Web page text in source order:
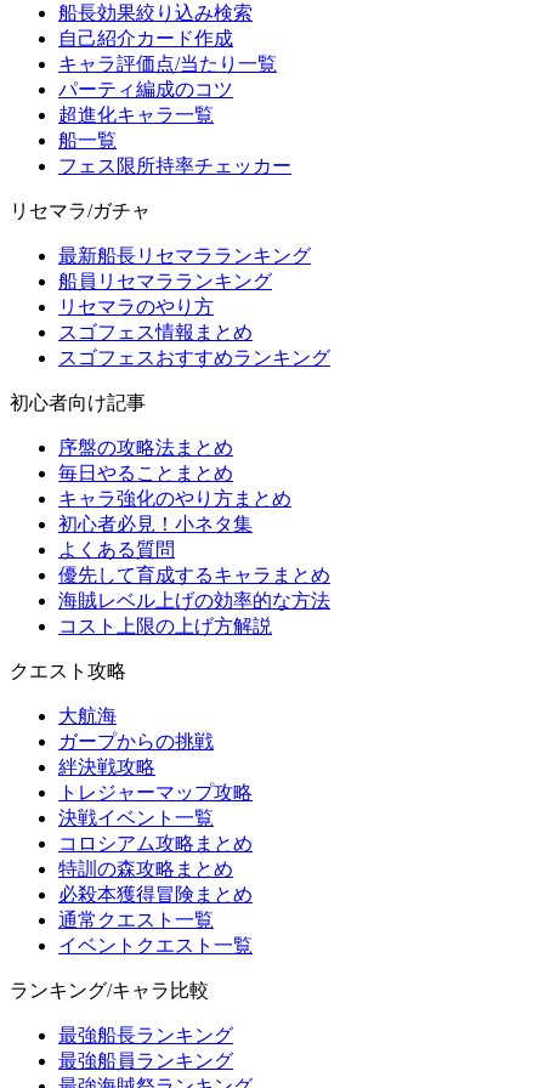
船長効果絞り込み検索
自己紹介カード作成
キャラ評価点/当たり一覧
パーティ編成のコツ
超進化キャラ一覧
船一覧
フェス限所持率チェッカー
リセマラ/ガチャ
最新船長リセマラランキング
船員リセマラランキング
リセマラのやり方
スゴフェス情報まとめ
スゴフェスおすすめランキング
初心者向け記事
序盤の攻略法まとめ
毎日やることまとめ
キャラ強化のやり方まとめ
初心者必見！小ネタ集
よくある質問
優先して育成するキャラまとめ
海賊レベル上げの効率的な方法
コスト上限の上げ方解説
クエスト攻略
大航海
ガープからの挑戦
絆決戦攻略
トレジャーマップ攻略
決戦イベント一覧
コロシアム攻略まとめ
特訓の森攻略まとめ
必殺本獲得冒険まとめ
通常クエスト一覧
イベントクエスト一覧
ランキング/キャラ比較
最強船長ランキング
最強船員ランキング